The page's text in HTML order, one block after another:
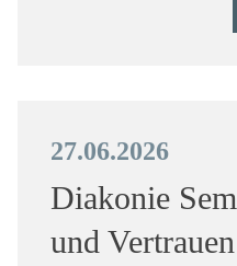
27.06.2026
Diakonie
und